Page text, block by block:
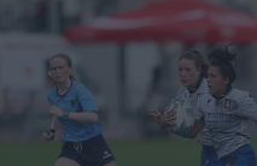
FIR
Internazionale
6 Nazioni